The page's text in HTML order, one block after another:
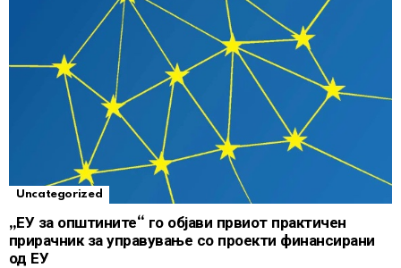
Uncategorized
„ЕУ за општините“ го објави првиот практичен
прирачник за управување со проекти финансирани
од ЕУ